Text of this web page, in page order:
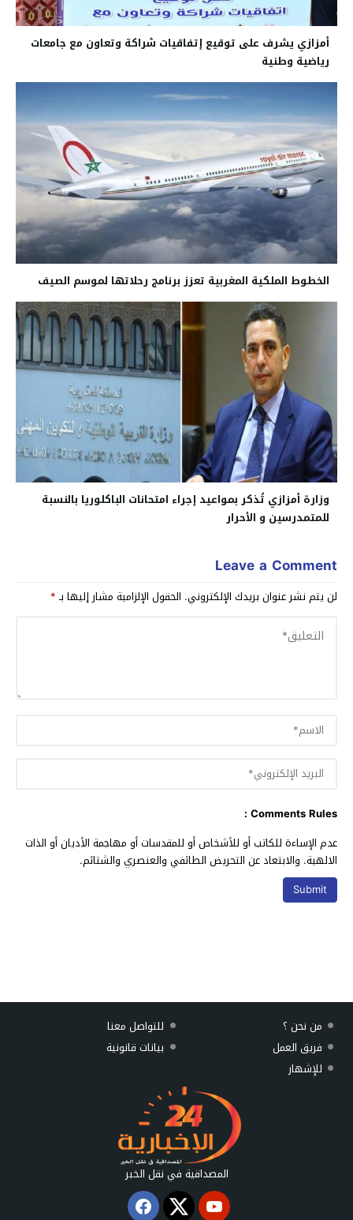
أمزازي يشرف على توقيع إتفاقيات شراكة وتعاون مع جامعات
رياضية وطنية
الخطوط الملكية المغربية تعزز برنامج رحلاتها لموسم الصيف
وزارة أمزازي تُذكر بمواعيد إجراء امتحانات الباكلوريا بالنسبة
للمتمدرسين و الأحرار
Leave a Comment
لن يتم نشر عنوان بريدك الإلكتروني. الحقول الإلزامية مشار إليها بـ*
Comments Rules :
عدم الإساءة للكاتب أو للأشخاص أو للمقدسات أو مهاجمة الأديان أو الذات
الالهية. والابتعاد عن التحريض الطائفي والعنصري والشتائم.
من نحن ؟
فريق العمل
للإشهار
للتواصل معنا
بيانات قانونية
المصداقية في نقل الخبر